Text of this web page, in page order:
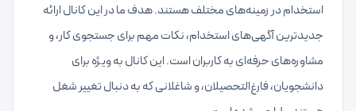
استخدام در زمینه‌های مختلف هستند. هدف ما در این کانال ارائه
جدیدترین آگهی‌های استخدام، نکات مهم برای جستجوی کار، و
مشاوره‌های حرفه‌ای به کاربران است. این کانال به ویژه برای
دانشجویان، فارغ‌التحصیلان، و شاغلانی که به دنبال تغییر شغل